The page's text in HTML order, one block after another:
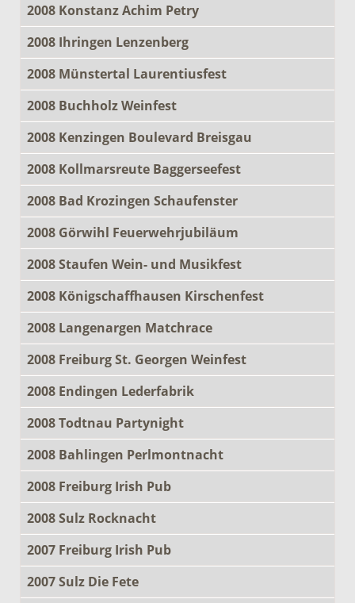
2008 Konstanz Achim Petry
2008 Ihringen Lenzenberg
2008 Münstertal Laurentiusfest
2008 Buchholz Weinfest
2008 Kenzingen Boulevard Breisgau
2008 Kollmarsreute Baggerseefest
2008 Bad Krozingen Schaufenster
2008 Görwihl Feuerwehrjubiläum
2008 Staufen Wein- und Musikfest
2008 Königschaffhausen Kirschenfest
2008 Langenargen Matchrace
2008 Freiburg St. Georgen Weinfest
2008 Endingen Lederfabrik
2008 Todtnau Partynight
2008 Bahlingen Perlmontnacht
2008 Freiburg Irish Pub
2008 Sulz Rocknacht
2007 Freiburg Irish Pub
2007 Sulz Die Fete